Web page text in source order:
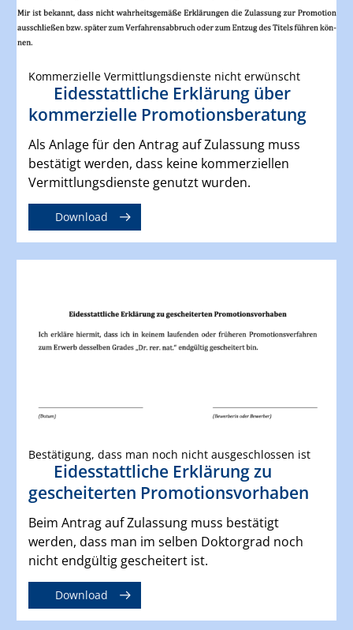
Kommerzielle Vermittlungsdienste nicht erwünscht
Eidesstattliche Erklärung über
kommerzielle Promotionsberatung
Als Anlage für den Antrag auf Zulassung muss
bestätigt werden, dass keine kommerziellen
Vermittlungsdienste genutzt wurden.
Download
Bestätigung, dass man noch nicht ausgeschlossen ist
Eidesstattliche Erklärung zu
gescheiterten Promotionsvorhaben
Beim Antrag auf Zulassung muss bestätigt
werden, dass man im selben Doktorgrad noch
nicht endgültig gescheitert ist.
Download